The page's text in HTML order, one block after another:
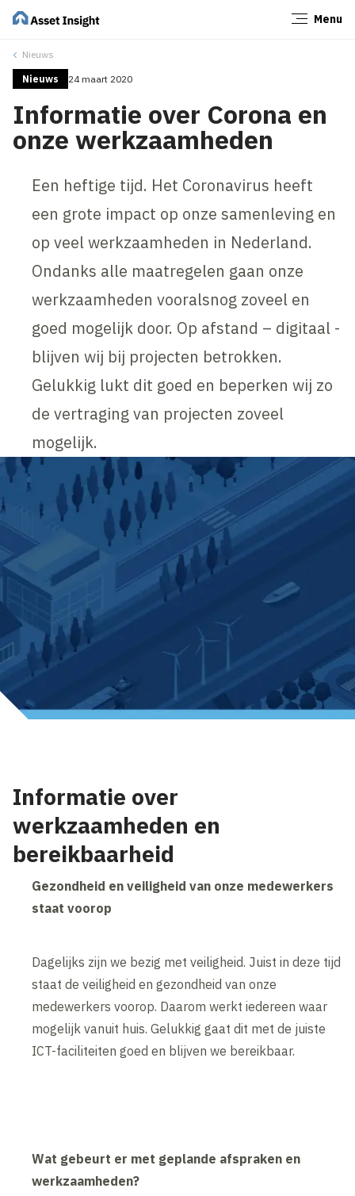
Menu
Nieuws
Nieuws 24 maart 2020
Informatie over Corona en
onze werkzaamheden
Een heftige tijd. Het Coronavirus heeft
een grote impact op onze samenleving en
op veel werkzaamheden in Nederland.
Ondanks alle maatregelen gaan onze
werkzaamheden vooralsnog zoveel en
goed mogelijk door. Op afstand – digitaal -
blijven wij bij projecten betrokken.
Gelukkig lukt dit goed en beperken wij zo
de vertraging van projecten zoveel
mogelijk.
Informatie over
werkzaamheden en
bereikbaarheid
Gezondheid en veiligheid van onze medewerkers
staat voorop
Dagelijks zijn we bezig met veiligheid. Juist in deze tijd
staat de veiligheid en gezondheid van onze
medewerkers voorop. Daarom werkt iedereen waar
mogelijk vanuit huis. Gelukkig gaat dit met de juiste
ICT-faciliteiten goed en blijven we bereikbaar.
Wat gebeurt er met geplande afspraken en
werkzaamheden?
Sluiten